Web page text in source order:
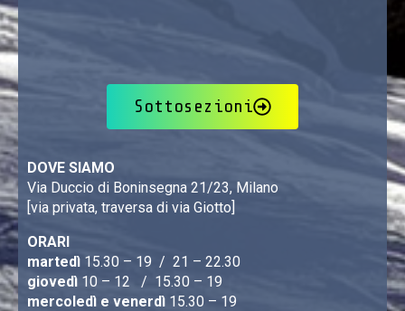
Sottosezioni
DOVE SIAMO
Via Duccio di Boninsegna 21/23, Milano
[via privata, traversa di via Giotto]
ORARI
martedì 15.30 – 19 / 21 – 22.30
giovedì 10 – 12 / 15.30 – 19
mercoledì e venerdì 15.30 – 19